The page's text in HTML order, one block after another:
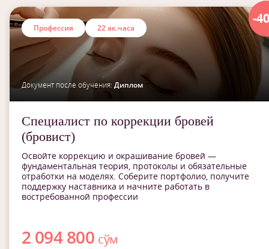
-
Профессия 22 ак.часа
Документ после обучения: Диплом
Специалист по коррекции бровей
(бровист)
Освойте коррекцию и окрашивание бровей —
фундаментальная теория, протоколы и обязательные
отработки на моделях. Соберите портфолио, получите
поддержку наставника и начните работать в
востребованной профессии
2 094 800 сўм